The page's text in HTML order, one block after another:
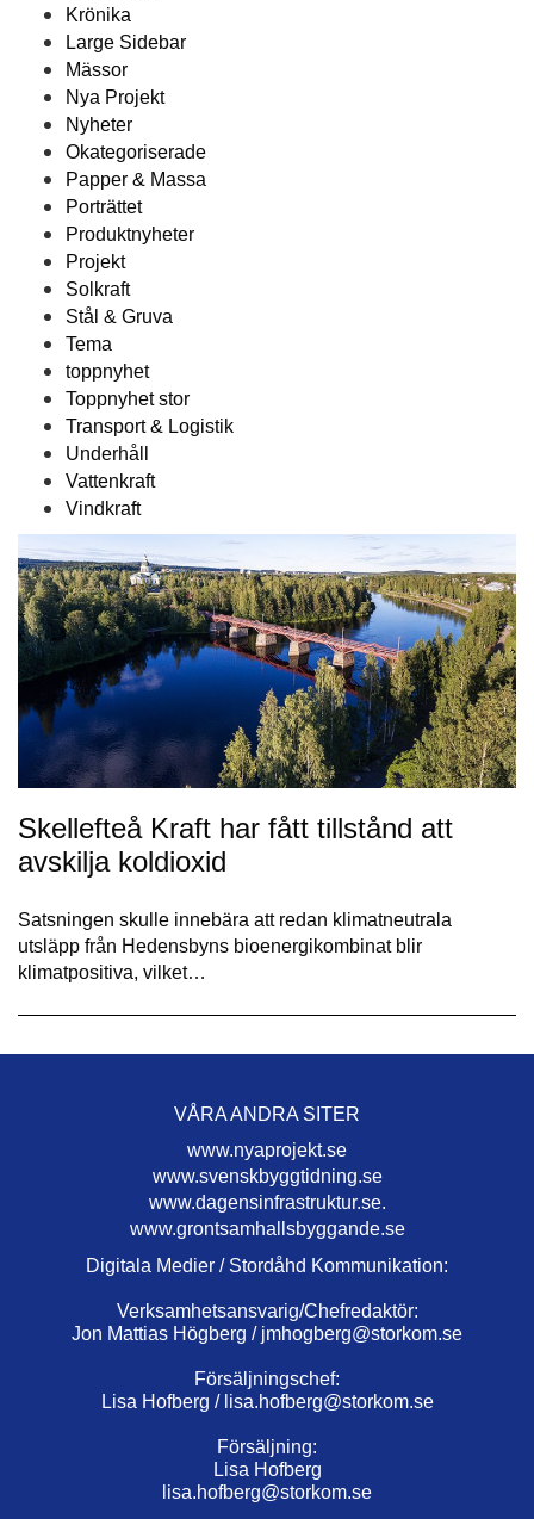
Krönika
Large Sidebar
Mässor
Nya Projekt
Nyheter
Okategoriserade
Papper & Massa
Porträttet
Produktnyheter
Projekt
Solkraft
Stål & Gruva
Tema
toppnyhet
Toppnyhet stor
Transport & Logistik
Underhåll
Vattenkraft
Vindkraft
Skellefteå Kraft har fått tillstånd att
avskilja koldioxid
Satsningen skulle innebära att redan klimatneutrala
utsläpp från Hedensbyns bioenergikombinat blir
klimatpositiva, vilket…
VÅRA ANDRA SITER
www.nyaprojekt.se
www.svenskbyggtidning.se
www.dagensinfrastruktur.se.
www.grontsamhallsbyggande.se
Digitala Medier / Stordåhd Kommunikation:
Verksamhetsansvarig/Chefredaktör:
Jon Mattias Högberg / jmhogberg@storkom.se
Försäljningschef:
Lisa Hofberg / lisa.hofberg@storkom.se
Försäljning:
Lisa Hofberg
lisa.hofberg@storkom.se